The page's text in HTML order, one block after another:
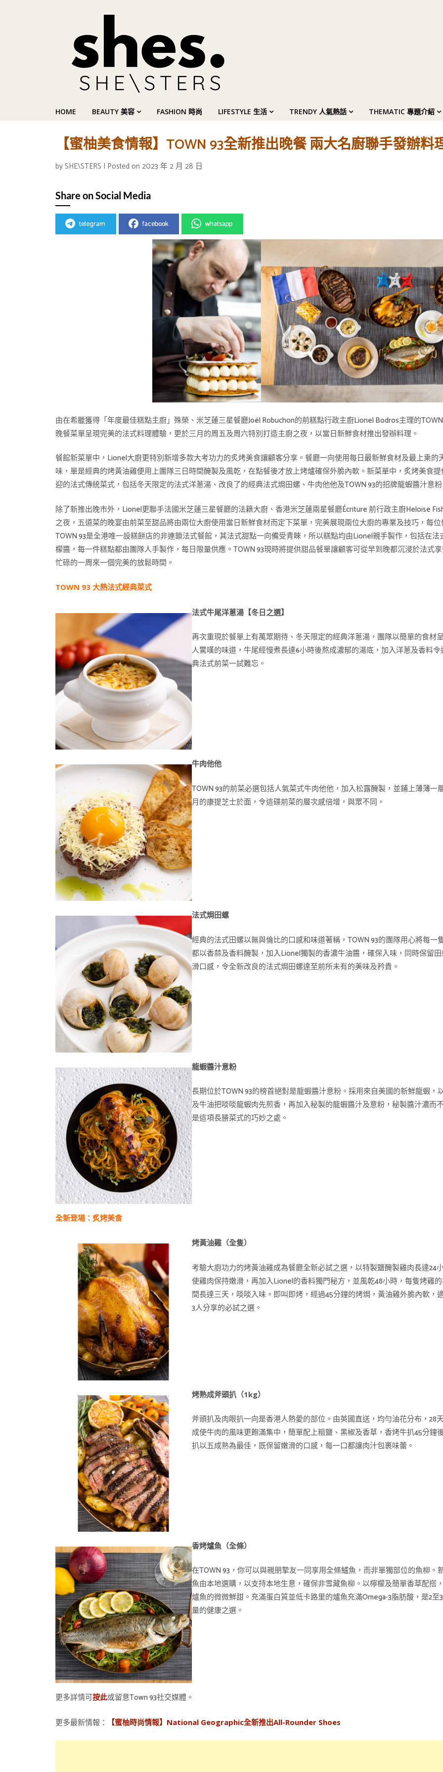
HOME BEAUTY 美容 FASHION 時尚 LIFESTYLE 生活 TRENDY 人氣熱話 THEMATIC 專題介紹
【蜜柚美食情報】TOWN 93全新推出晚餐 兩大名廚聯手發辦
by SHE\STERS | Posted on 2023 年 2 月 28 日
Share on Social Media
telegram facebook whatsapp
由在希臘獲得「年度最佳糕點主廚」殊榮、米芝蓮三星餐廳Joël Robuchon的前糕點行政主廚Lionel Bodros主理的
晚餐菜單呈現完美的法式料理體驗，更於三月的周五及周六特別打造主廚之夜，以當日新鮮食材推出發辦料理。
餐館新菜單中，Lionel大廚更特別新增多款大考功力的炙烤美食讓顧客分享。餐廳一向使用每日最新鮮食材及最上乘
味，單是經典的烤黃油雞便用上團隊三日時間醃製及風乾，在點餐後才放上烤爐確保外脆內軟。新菜單中，炙烤美食
迎的法式傳統菜式，包括冬天限定的法式洋蔥湯、改良了的經典法式焗田螺、牛肉他他及TOWN 93的招牌龍蝦醬汁意
除了新推出晚市外，Lionel更聯手法國米芝蓮三星餐廳的法籍大廚、香港米芝蓮兩星餐廳Écriture 前行政主廚Heloise
之夜，五道菜的晚宴由前菜至甜品將由兩位大廚使用當日新鮮食材而定下菜單，完美展現兩位大廚的專業及技巧，每
TOWN 93是全港唯一設糕餅店的非連鎖法式餐館，其法式甜點一向備受青睞，所以糕點均由Lionel親手製作，包括在
檬醬，每一件糕點都由團隊人手製作，每日限量供應。TOWN 93現時將提供甜品餐單讓顧客可從早到晚都沉浸於法式
忙碌的一周來一個完美的放鬆時間。
TOWN 93 大熱法式經典菜式
法式牛尾洋蔥湯【冬日之選】
再次重現於餐單上有萬眾期待、冬天限定的經典洋蔥湯，團隊以簡單的食材
人驚嘆的味道，牛尾經慢煮長達6小時後熬成濃郁的湯底，加入洋蔥及香料
典法式前菜一試難忘。
牛肉他他
TOWN 93的前菜必選包括人氣菜式牛肉他他，加入松露醃製，並鋪上薄薄一
月的康提芝士於面，令這碟前菜的層次感倍增，與眾不同。
法式焗田螺
經典的法式田螺以無與倫比的口感和味道著稱，TOWN 93的團隊用心將每一
都以香蒜及香料醃製，加入Lionel獨製的香濃牛油醬，確保入味，同時保留
滑口感，令全新改良的法式焗田螺達至前所未有的美味及矜貴。
龍蝦醬汁意粉
長期位於TOWN 93的榜首絕對是龍蝦醬汁意粉。採用來自美國的新鮮龍蝦，
及牛油把啖啖龍蝦肉先煎香，再加入秘製的龍蝦醬汁及意粉，秘製醬汁濃而
是這項長勝菜式的巧妙之處。
全新登場：炙烤美食
烤黃油雞（全隻）
考驗大廚功力的烤黃油雞成為餐廳全新必試之選，以特製鹽醃製雞肉長達24
使雞肉保持嫩滑，再加入Lionel的香料獨門秘方，並風乾48小時，每隻烤雞
間長達三天，啖啖入味。即叫即烤，經過45分鐘的烤焗，黃油雞外脆內軟，
3人分享的必試之選。
烤熟成斧頭扒（1kg）
斧頭扒及肉眼扒一向是香港人熱愛的部位。由英國直送，均勻油花分布，28
成使牛肉的風味更飽滿集中，簡單配上粗鹽、黑椒及香草，香烤牛扒45分鐘
扒以五成熟為最佳，既保留嫩滑的口感，每一口都讓肉汁包裹味蕾。
香烤爐魚（全條）
在TOWN 93，你可以與親朋摯友一同享用全條鱸魚，而非單獨部位的魚柳。
魚由本地選購，以支持本地生意，確保非雪藏魚柳。以檸檬及簡單香草配搭
爐魚的微微鮮甜。充滿蛋白質並低卡路里的爐魚充滿Omega-3脂肪酸，是2至
量的健康之選。
更多詳情可按此或留意Town 93社交媒體。
更多最新情報： 【蜜柚時尚情報】National Geographic全新推出All-Rounder Shoes